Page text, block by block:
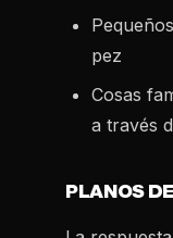
pez
Cosas
a través
PLANOS